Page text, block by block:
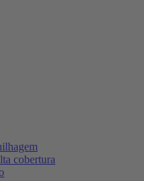
cobertura